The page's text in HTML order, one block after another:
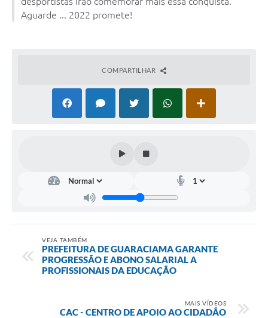
Legislação
Telefones Úteis
Contato
Aguarde ... 2022 promete!
COMPARTILHAR
VEJA TAMBÉM
PREFEITURA DE GUARACIAMA GARANTE
PROGRESSÃO E ABONO SALARIAL A
PROFISSIONAIS DA EDUCAÇÃO
MAIS VÍDEOS
CAC - CENTRO DE APOIO AO CIDADÃO